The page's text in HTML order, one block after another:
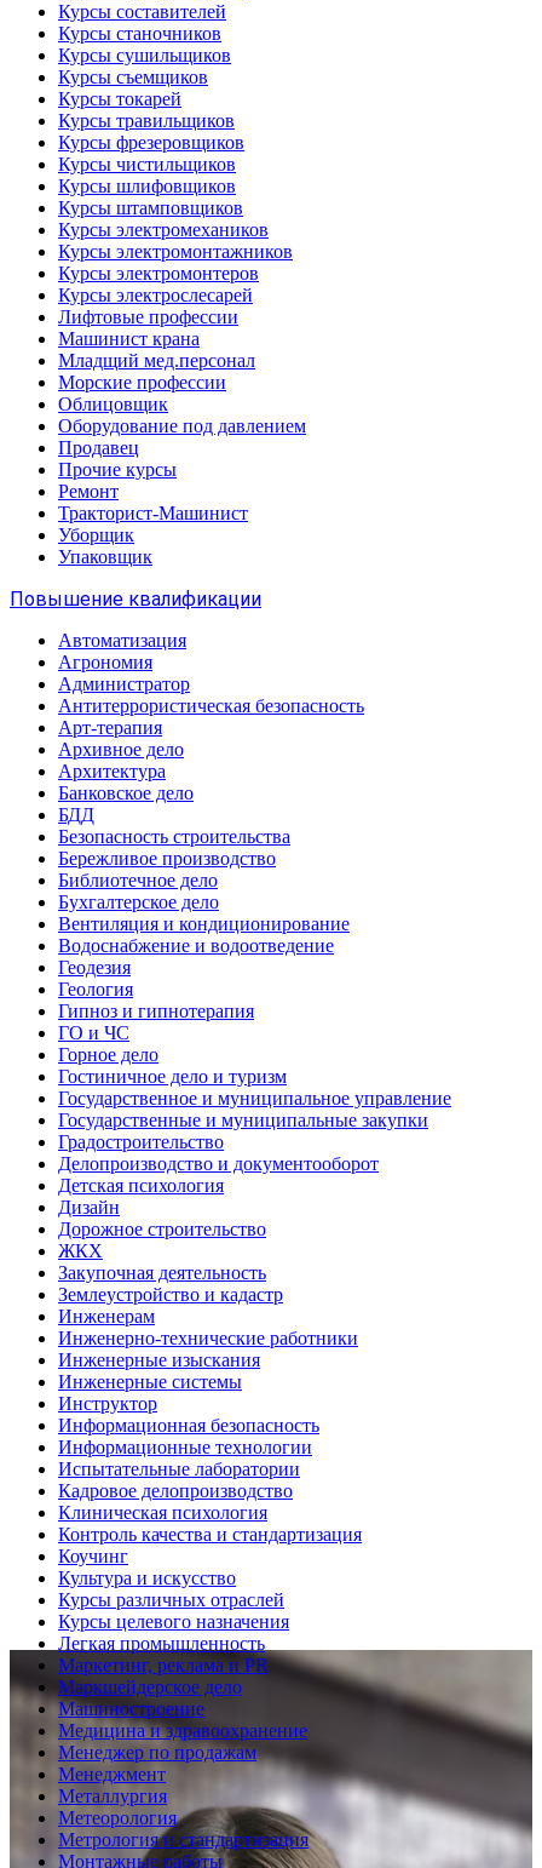
Курсы составителей
Курсы станочников
Курсы сушильщиков
Курсы съемщиков
Курсы токарей
Курсы травильщиков
Курсы фрезеровщиков
Курсы чистильщиков
Курсы шлифовщиков
Курсы штамповщиков
Курсы электромехаников
Курсы электромонтажников
Курсы электромонтеров
Курсы электрослесарей
Лифтовые профессии
Машинист крана
Младщий мед.персонал
Морские профессии
Облицовщик
Оборудование под давлением
Продавец
Прочие курсы
Ремонт
Тракторист-Машинист
Уборщик
Упаковщик
Повышение квалификации
Автоматизация
Агрономия
Администратор
Антитеррористическая безопасность
Арт-терапия
Архивное дело
Архитектура
Банковское дело
БДД
Безопасность строительства
Бережливое производство
Библиотечное дело
Бухгалтерское дело
Вентиляция и кондиционирование
Водоснабжение и водоотведение
Геодезия
Геология
Гипноз и гипнотерапия
ГО и ЧС
Горное дело
Гостиничное дело и туризм
Государственное и муниципальное управление
Государственные и муниципальные закупки
Градостроительство
Делопроизводство и документооборот
Детская психология
Дизайн
Дорожное строительство
ЖКХ
Закупочная деятельность
Землеустройство и кадастр
Инженерам
Инженерно-технические работники
Инженерные изыскания
Инженерные системы
Инструктор
Информационная безопасность
Информационные технологии
Испытательные лаборатории
Кадровое делопроизводство
Клиническая психология
Контроль качества и стандартизация
Коучинг
Культура и искусство
Курсы различных отраслей
Курсы целевого назначения
Легкая промышленность
Маркетинг, реклама и PR
Маркшейдерское дело
Машиностроение
Медицина и здравоохранение
Менеджер по продажам
Менеджмент
Металлургия
Метеорология
Метрология и стандартизация
Монтажные работы